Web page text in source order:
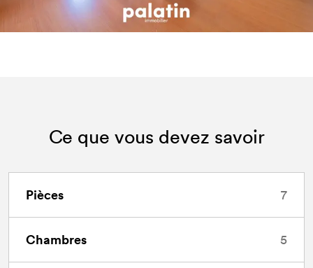
Ce que vous devez savoir
Pièces 7
Chambres 5